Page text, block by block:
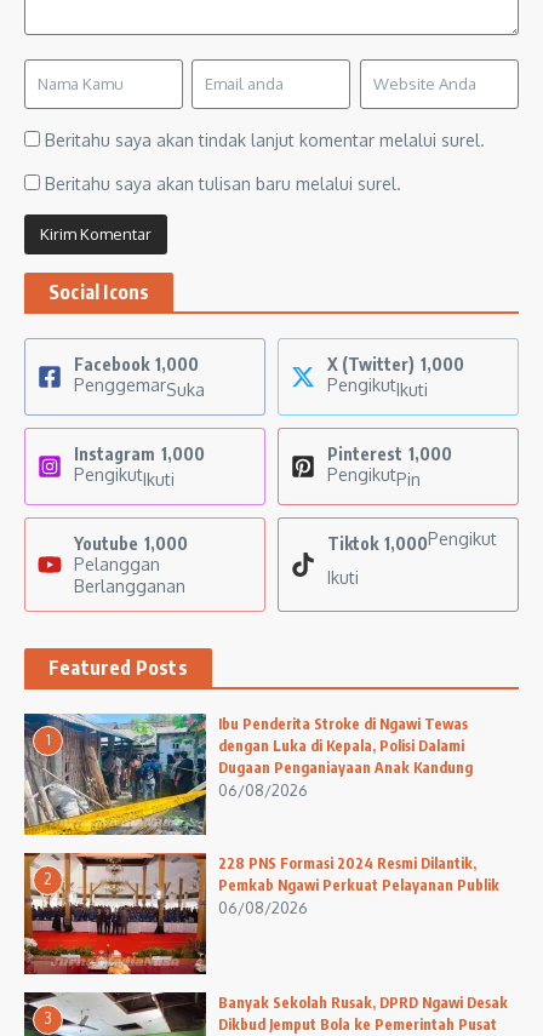
Beritahu saya akan tindak lanjut komentar melalui surel.
Beritahu saya akan tulisan baru melalui surel.
Social Icons
Facebook 1,000
PenggemarSuka
X (Twitter) 1,000
PengikutIkuti
Instagram 1,000
PengikutIkuti
Pinterest 1,000
PengikutPin
Youtube 1,000
Pelanggan
Berlangganan
Tiktok 1,000Pengikut
Ikuti
Featured Posts
1
Ibu Penderita Stroke di Ngawi Tewas
dengan Luka di Kepala, Polisi Dalami
Dugaan Penganiayaan Anak Kandung
06/08/2026
2
228 PNS Formasi 2024 Resmi Dilantik,
Pemkab Ngawi Perkuat Pelayanan Publik
06/08/2026
3
Banyak Sekolah Rusak, DPRD Ngawi Desak
Dikbud Jemput Bola ke Pemerintah Pusat